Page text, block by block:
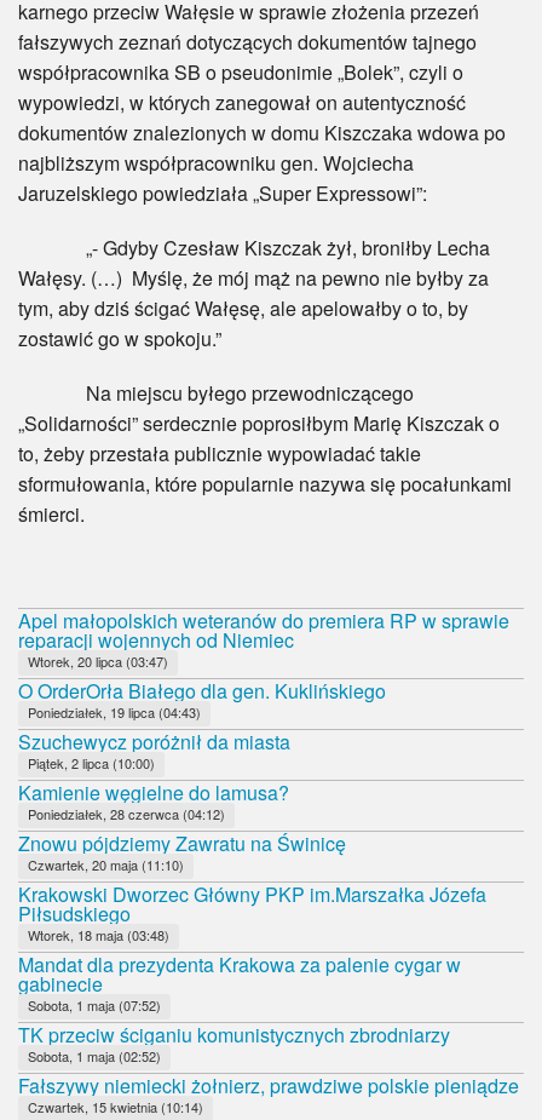
karnego przeciw Wałęsie w sprawie złożenia przezeń
fałszywych zeznań dotyczących dokumentów tajnego
współpracownika SB o pseudonimie „Bolek”, czyli o
wypowiedzi, w których zanegował on autentyczność
dokumentów znalezionych w domu Kiszczaka wdowa po
najbliższym współpracowniku gen. Wojciecha
Jaruzelskiego powiedziała „Super Expressowi”:
„- Gdyby Czesław Kiszczak żył, broniłby Lecha
Wałęsy. (…) Myślę, że mój mąż na pewno nie byłby za
tym, aby dziś ścigać Wałęsę, ale apelowałby o to, by
zostawić go w spokoju.”
Na miejscu byłego przewodniczącego
„Solidarności” serdecznie poprosiłbym Marię Kiszczak o
to, żeby przestała publicznie wypowiadać takie
sformułowania, które popularnie nazywa się pocałunkami
śmierci.
Apel małopolskich weteranów do premiera RP w sprawie
reparacji wojennych od Niemiec
Wtorek, 20 lipca (03:47)
O OrderOrła Białego dla gen. Kuklińskiego
Poniedziałek, 19 lipca (04:43)
Szuchewycz poróżnił da miasta
Piątek, 2 lipca (10:00)
Kamienie węgielne do lamusa?
Poniedziałek, 28 czerwca (04:12)
Znowu pójdziemy Zawratu na Świnicę
Czwartek, 20 maja (11:10)
Krakowski Dworzec Główny PKP im.Marszałka Józefa
Piłsudskiego
Wtorek, 18 maja (03:48)
Mandat dla prezydenta Krakowa za palenie cygar w
gabinecie
Sobota, 1 maja (07:52)
TK przeciw ściganiu komunistycznych zbrodniarzy
Sobota, 1 maja (02:52)
Fałszywy niemiecki żołnierz, prawdziwe polskie pieniądze
Czwartek, 15 kwietnia (10:14)